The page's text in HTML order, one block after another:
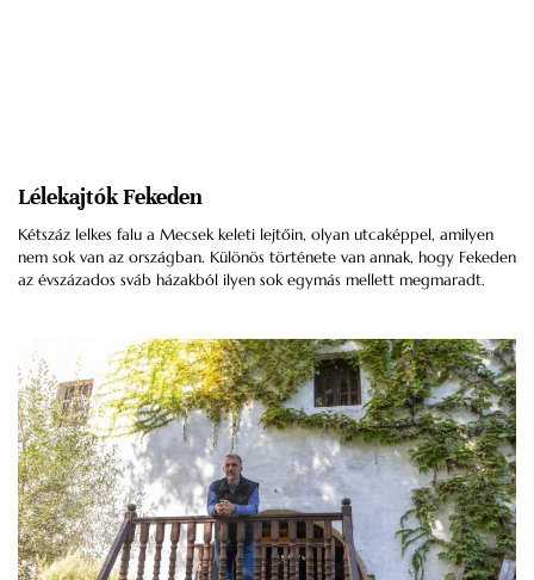
Lélekajtók Fekeden
Kétszáz lelkes falu a Mecsek keleti lejtőin, olyan utcaképpel, amilyen
nem sok van az országban. Különös története van annak, hogy Fekeden
az évszázados sváb házakból ilyen sok egymás mellett megmaradt.